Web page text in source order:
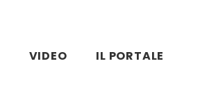
VIDEO IL PORTALE